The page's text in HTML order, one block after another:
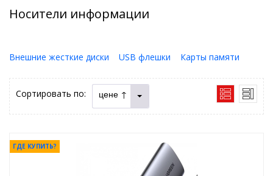
Носители информации
Внешние жесткие диски USB флешки Карты памяти
Сортировать по: цене ↑
ГДЕ КУПИТЬ?